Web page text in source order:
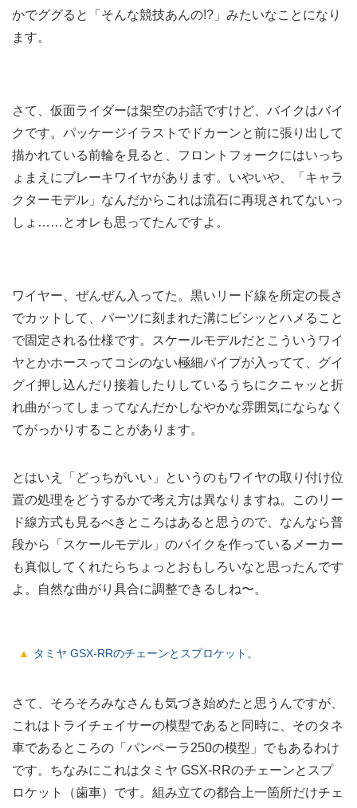
かでググると「そんな競技あんの!?」みたいなことになり
ます。
さて、仮面ライダーは架空のお話ですけど、バイクはバイ
クです。パッケージイラストでドカーンと前に張り出して
描かれている前輪を見ると、フロントフォークにはいっち
ょまえにブレーキワイヤがあります。いやいや、「キャラ
クターモデル」なんだからこれは流石に再現されてないっ
しょ……とオレも思ってたんですよ。
ワイヤー、ぜんぜん入ってた。黒いリード線を所定の長さ
でカットして、パーツに刻まれた溝にビシッとハメること
で固定される仕様です。スケールモデルだとこういうワイ
ヤとかホースってコシのない極細パイプが入ってて、グイ
グイ押し込んだり接着したりしているうちにクニャッと折
れ曲がってしまってなんだかしなやかな雰囲気にならなく
てがっかりすることがあります。
とはいえ「どっちがいい」というのもワイヤの取り付け位
置の処理をどうするかで考え方は異なりますね。このリー
ド線方式も見るべきところはあると思うので、なんなら普
段から「スケールモデル」のバイクを作っているメーカー
も真似してくれたらちょっとおもしろいなと思ったんです
よ。自然な曲がり具合に調整できるしね〜。
タミヤ GSX-RRのチェーンとスプロケット。
さて、そろそろみなさんも気づき始めたと思うんですが、
これはトライチェイサーの模型であると同時に、そのタネ
車であるところの「パンペーラ250の模型」でもあるわけ
です。ちなみにこれはタミヤ GSX-RRのチェーンとスプ
ロケット（歯車）です。組み立ての都合上一箇所だけチェ